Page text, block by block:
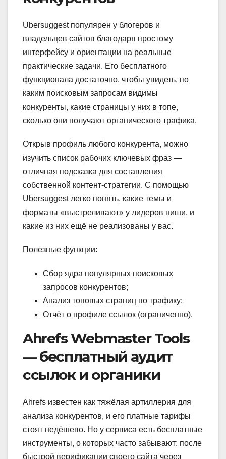
Ubersuggest популярен у блогеров и
владельцев сайтов благодаря простому
интерфейсу и ориентации на реальные
практические задачи. Его бесплатного
функционала достаточно, чтобы увидеть, по
каким поисковым запросам видимы
конкуренты, какие страницы у них в топе,
сколько они получают органического трафика.
Открыв профиль любого конкурента, можно
изучить список рабочих ключевых фраз —
отличная подсказка для составления
собственной контент-стратегии. С помощью
Ubersuggest легко понять, какие темы и
форматы «выстреливают» у лидеров ниши, и
какие из них ещё не реализованы у вас.
Полезные функции:
Сбор ядра популярных поисковых
запросов конкурентов;
Анализ топовых страниц по трафику;
Отчёт о профиле ссылок (ограниченно).
Ahrefs Webmaster Tools
— бесплатный аудит
ссылок и органики
Ahrefs известен как тяжёлая артиллерия для
анализа конкурентов, и его платные тарифы
стоят недёшево. Но у сервиса есть бесплатные
инструменты, о которых часто забывают: после
быстрой верификации своего сайта через